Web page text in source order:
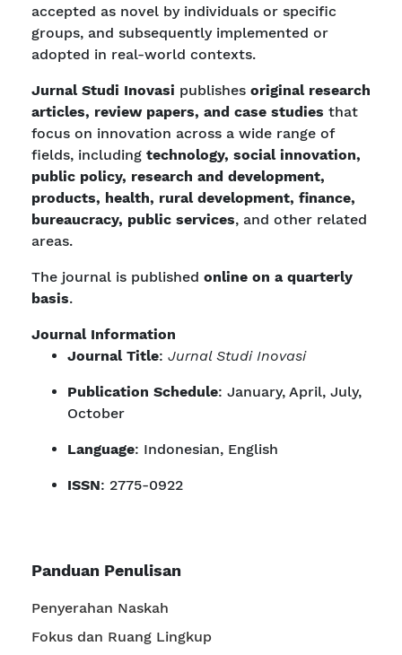
accepted as novel by individuals or specific
groups, and subsequently implemented or
adopted in real-world contexts.
Jurnal Studi Inovasi publishes original research
articles, review papers, and case studies that
focus on innovation across a wide range of
fields, including technology, social innovation,
public policy, research and development,
products, health, rural development, finance,
bureaucracy, public services, and other related
areas.
The journal is published online on a quarterly
basis.
Journal Information
Journal Title: Jurnal Studi Inovasi
Publication Schedule: January, April, July,
October
Language: Indonesian, English
ISSN: 2775-0922
Panduan Penulisan
Penyerahan Naskah
Fokus dan Ruang Lingkup